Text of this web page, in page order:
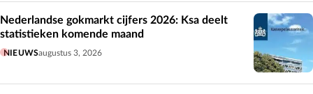
Nederlandse gokmarkt cijfers 2026: Ksa deelt
statistieken komende maand
NIEUWSaugustus 3, 2026